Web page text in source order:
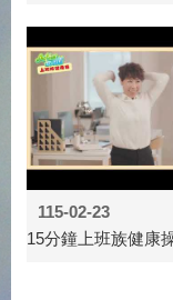
115-02-23
15分鐘上班族健康